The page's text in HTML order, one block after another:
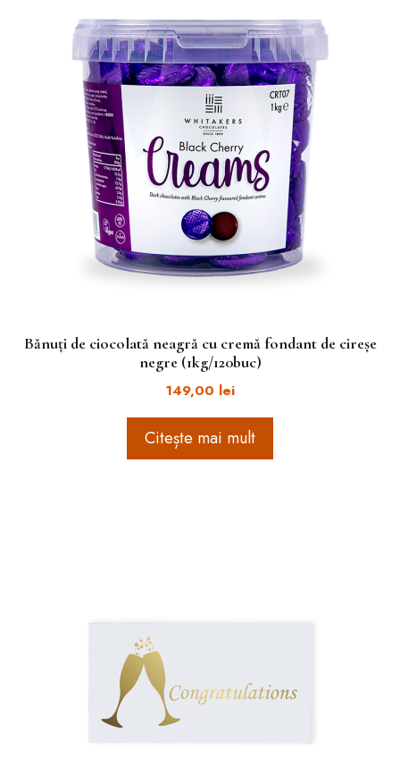
Bănuți de ciocolată neagră cu cremă fondant de cireșe
negre (1kg/120buc)
149,00 lei
Citește mai mult